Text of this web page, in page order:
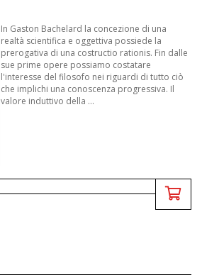
In Gaston Bachelard la concezione di una
realtà scientifica e oggettiva possiede la
prerogativa di una costructio rationis. Fin dalle
sue prime opere possiamo costatare
l'interesse del filosofo nei riguardi di tutto ciò
che implichi una conoscenza progressiva. Il
valore induttivo della ...